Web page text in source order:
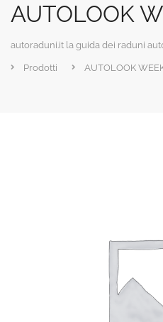
AUTOLOOK
autoraduni.it la guida dei raduni
Prodotti AUTOLOOK